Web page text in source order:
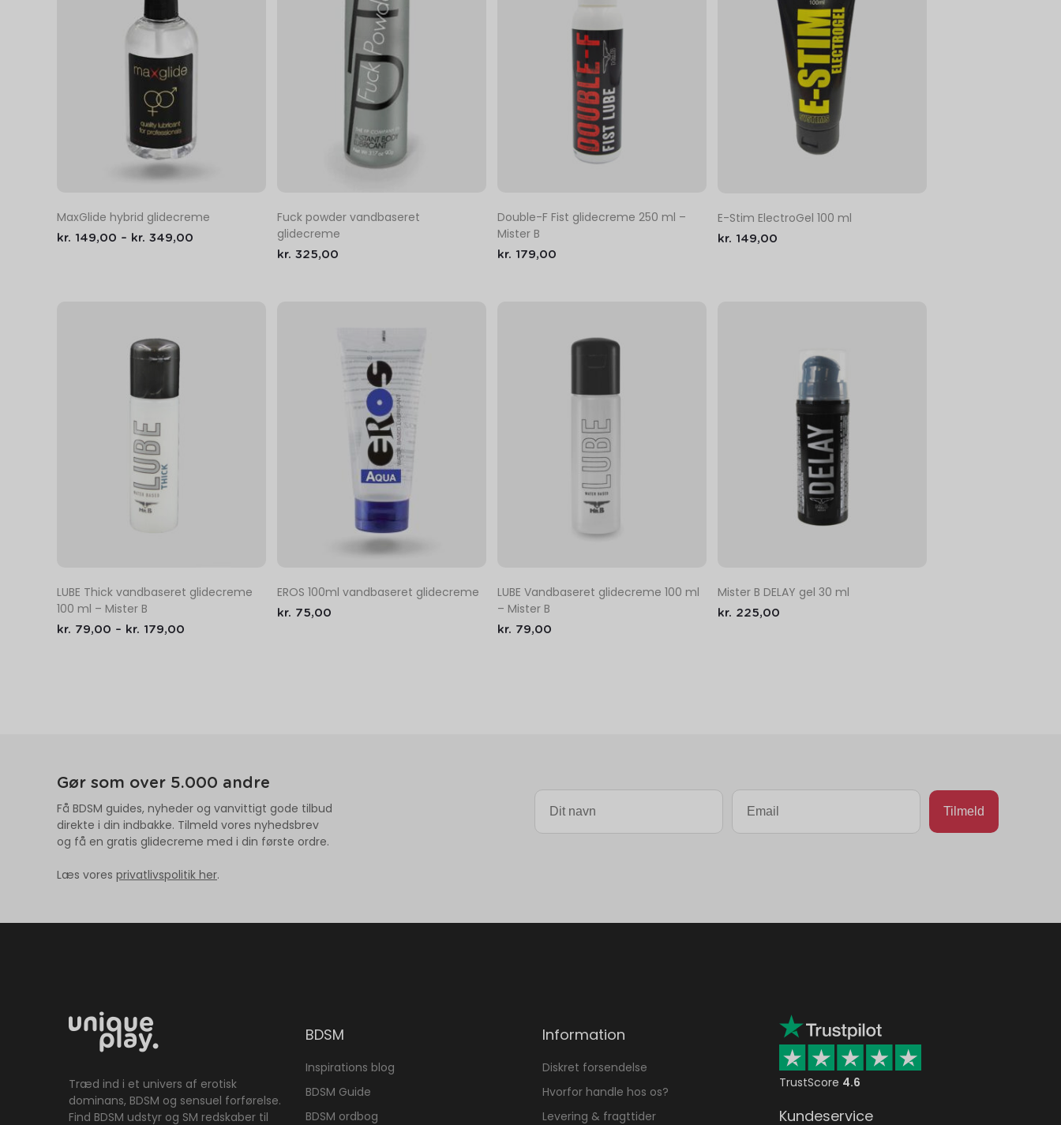
MaxGlide hybrid glidecreme
kr. 149,00 – kr. 349,00
Fuck powder vandbaseret
glidecreme
kr. 325,00
Double-F Fist glidecreme 250 ml –
Mister B
kr. 179,00
E-Stim ElectroGel 100 ml
kr. 149,00
LUBE Thick vandbaseret glidecreme
100 ml – Mister B
kr. 79,00 – kr. 179,00
EROS 100ml vandbaseret glidecreme
kr. 75,00
LUBE Vandbaseret glidecreme 100 ml
– Mister B
kr. 79,00
Mister B DELAY gel 30 ml
kr. 225,00
Gør som over 5.000 andre
Få BDSM guides, nyheder og vanvittigt gode tilbud
direkte i din indbakke. Tilmeld vores nyhedsbrev
og få en gratis glidecreme med i din første ordre.
Læs vores privatlivspolitik her.
Træd ind i et univers af erotisk
dominans, BDSM og sensuel forførelse.
Find BDSM udstyr og SM redskaber til
BDSM
Inspirations blog
BDSM Guide
BDSM ordbog
Information
Diskret forsendelse
Hvorfor handle hos os?
Levering & fragttider
TrustScore 4.6
Kundeservice